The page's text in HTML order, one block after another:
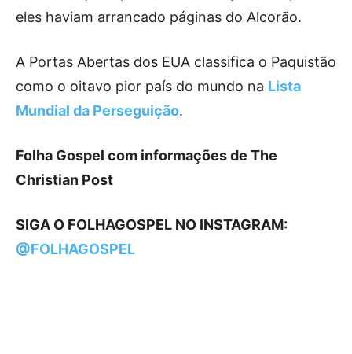
eles haviam arrancado páginas do Alcorão.
A Portas Abertas dos EUA classifica o Paquistão
como o oitavo pior país do mundo na Lista
Mundial da Perseguição.
Folha Gospel com informações de The
Christian Post
SIGA O FOLHAGOSPEL NO INSTAGRAM:
@FOLHAGOSPEL